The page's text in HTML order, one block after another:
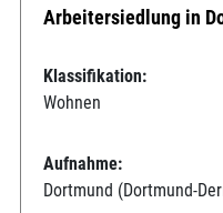
Arbeitersiedlung in
Klassifikation:
Wohnen
Aufnahme:
Dortmund (Dortmund-